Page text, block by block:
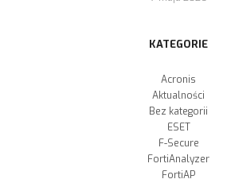
KATEGORIE
Acronis
Aktualności
Bez kategorii
ESET
F-Secure
FortiAnalyzer
FortiAP